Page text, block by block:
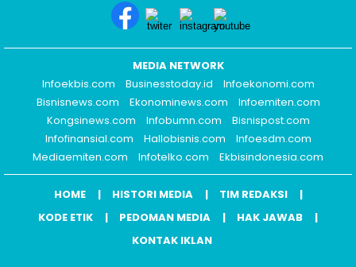
MEDIA NETWORK
Infoekbis.com
Businesstoday.id
Infoekonomi.com
Bisnisnews.com
Ekonominews.com
Infoemiten.com
Kongsinews.com
Infobumn.com
Bisnispost.com
Infofinansial.com
Hallobisnis.com
Infoesdm.com
Mediaemiten.com
Infotelko.com Ekbisindonesia.com
HOME HISTORI MEDIA
TIM REDAKSI
KODE ETIK
PEDOMAN MEDIA
HAK JAWAB
KONTAK IKLAN